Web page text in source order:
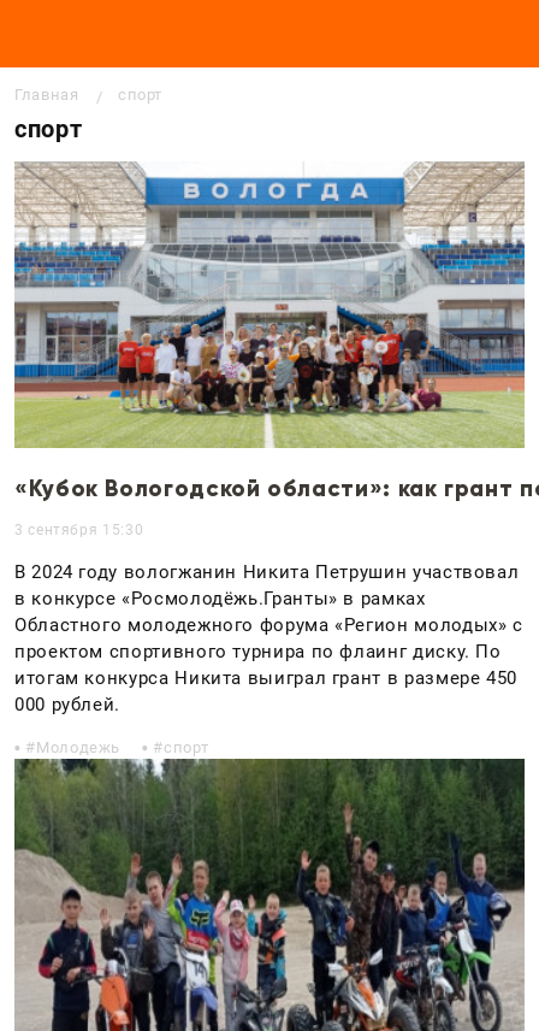
Главная спорт
спорт
«Кубок Вологодской области»: как грант
3 сентября 15:30
В 2024 году вологжанин Никита Петрушин участвовал
в конкурсе «Росмолодёжь.Гранты» в рамках
Областного молодежного форума «Регион молодых» с
проектом спортивного турнира по флаинг диску. По
итогам конкурса Никита выиграл грант в размере 450
000 рублей.
Молодежь спорт